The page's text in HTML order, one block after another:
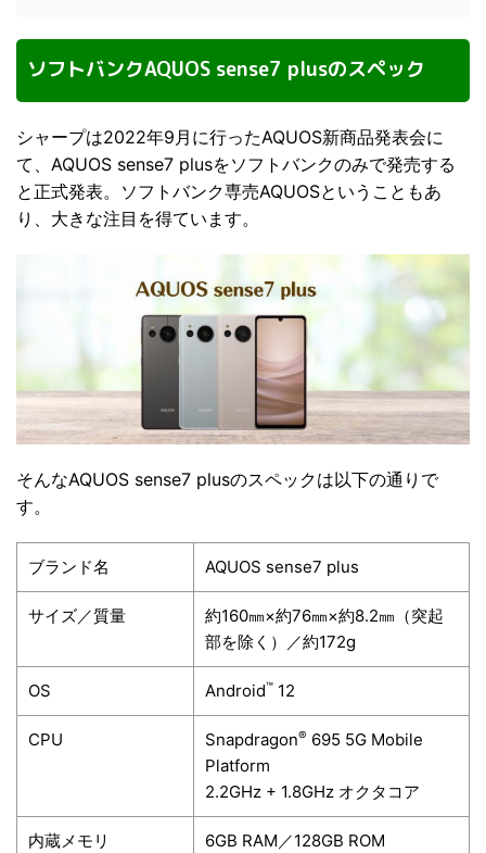
ソフトバンクAQUOS sense7 plusのスペック
シャープは2022年9月に行ったAQUOS新商品発表会に
て、AQUOS sense7 plusをソフトバンクのみで発売する
と正式発表。ソフトバンク専売AQUOSということもあ
り、大きな注目を得ています。
そんなAQUOS sense7 plusのスペックは以下の通りで
す。
ブランド名 AQUOS sense7 plus
サイズ／質量
約160㎜×約76㎜×約8.2㎜（突起
部を除く）／約172g
OS Android™ 12
CPU Snapdragon® 695 5G Mobile
Platform
2.2GHz + 1.8GHz オクタコア
内蔵メモリ 6GB RAM／128GB ROM